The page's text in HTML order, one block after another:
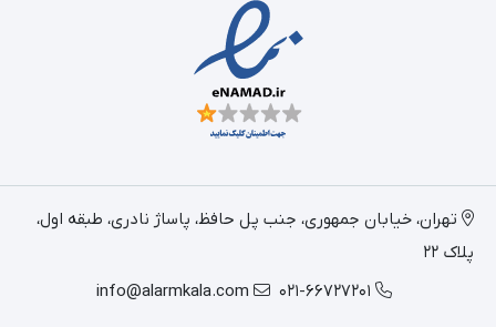
تهران، خیابان جمهوری، جنب پل حافظ، پاساژ نادری، طبقه اول،
پلاک 22
021-66727201
info@alarmkala.com